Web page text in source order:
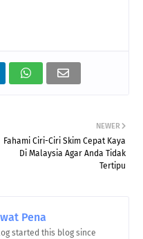
NEWER
Fahami Ciri-Ciri Skim Cepat Kaya
Di Malaysia Agar Anda Tidak
Tertipu
Pena
started this blog since